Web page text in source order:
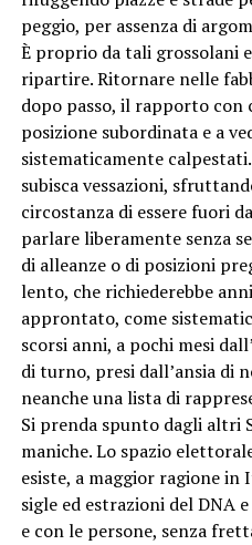
peggio, per assenza di
È proprio da tali grossolani
ripartire. Ritornare nelle
dopo passo, il rapporto con
posizione subordinata e a
sistematicamente
subisca vessazioni,
circostanza di essere fuori
parlare liberamente senza
di alleanze o di posizioni
lento, che richiederebbe
approntato, come
scorsi anni, a pochi mesi
di turno, presi dall’ansia di
neanche una lista di
Si prenda spunto dagli altri
maniche. Lo spazio
esiste, a maggior ragione
sigle ed estrazioni del DNA
e con le persone, senza